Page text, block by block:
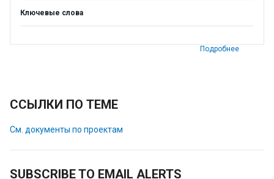
Ключевые слова
Подробнее
ССЫЛКИ ПО ТЕМЕ
См. документы по проектам
SUBSCRIBE TO EMAIL ALERTS